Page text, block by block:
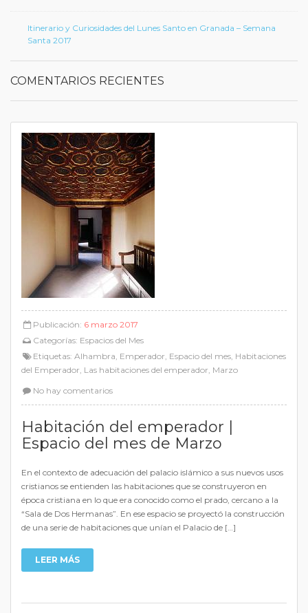
Itinerario y Curiosidades del Lunes Santo en Granada – Semana
Santa 2017
COMENTARIOS RECIENTES
Publicación: 6 marzo 2017
Categorías: Espacios del Mes
Etiquetas: Alhambra, Emperador, Espacio del mes, Habitaciones
del Emperador, Las habitaciones del emperador, Marzo
No hay comentarios
Habitación del emperador |
Espacio del mes de Marzo
En el contexto de adecuación del palacio islámico a sus nuevos usos
cristianos se entienden las habitaciones que se construyeron en
época cristiana en lo que era conocido como el prado, cercano a la
“Sala de Dos Hermanas”. En ese espacio se proyectó la construcción
de una serie de habitaciones que unían el Palacio de […]
LEER MÁS